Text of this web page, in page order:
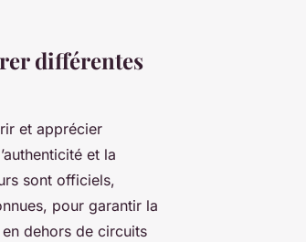
différentes
et apprécier
et la
sont officiels,
pour garantir la
dehors de circuits